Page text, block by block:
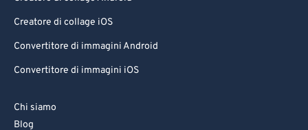
Creatore di collage iOS
Convertitore di immagini Android
Convertitore di immagini iOS
Chi siamo
Blog